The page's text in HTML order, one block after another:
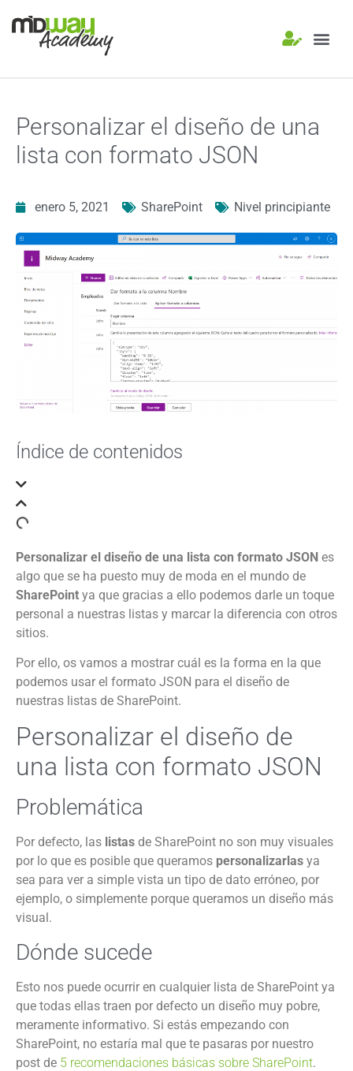
Personalizar el diseño de una
lista con formato JSON
enero 5, 2021 SharePoint Nivel principiante
Índice de contenidos
Personalizar el diseño de una lista con formato JSON es
algo que se ha puesto muy de moda en el mundo de
SharePoint ya que gracias a ello podemos darle un toque
personal a nuestras listas y marcar la diferencia con otros
sitios.
Por ello, os vamos a mostrar cuál es la forma en la que
podemos usar el formato JSON para el diseño de
nuestras listas de SharePoint.
Personalizar el diseño de
una lista con formato JSON
Problemática
Por defecto, las listas de SharePoint no son muy visuales
por lo que es posible que queramos personalizarlas ya
sea para ver a simple vista un tipo de dato erróneo, por
ejemplo, o simplemente porque queramos un diseño más
visual.
Dónde sucede
Esto nos puede ocurrir en cualquier lista de SharePoint ya
que todas ellas traen por defecto un diseño muy pobre,
meramente informativo. Si estás empezando con
SharePoint, no estaría mal que te pasaras por nuestro
post de 5 recomendaciones básicas sobre SharePoint.